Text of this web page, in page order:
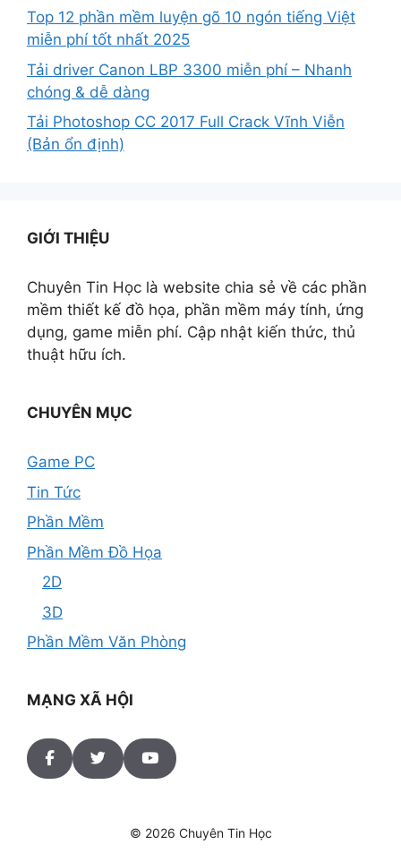
Top 12 phần mềm luyện gõ 10 ngón tiếng Việt
miễn phí tốt nhất 2025
Tải driver Canon LBP 3300 miễn phí – Nhanh
chóng & dễ dàng
Tải Photoshop CC 2017 Full Crack Vĩnh Viễn
(Bản ổn định)
GIỚI THIỆU
Chuyên Tin Học là website chia sẻ về các phần
mềm thiết kế đồ họa, phần mềm máy tính, ứng
dụng, game miễn phí. Cập nhật kiến thức, thủ
thuật hữu ích.
CHUYÊN MỤC
Game PC
Tin Tức
Phần Mềm
Phần Mềm Đồ Họa
2D
3D
Phần Mềm Văn Phòng
MẠNG XÃ HỘI
© 2026 Chuyên Tin Học